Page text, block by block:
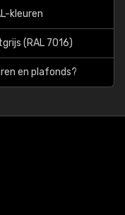
kleuren
(RAL 7016)
en plafonds?